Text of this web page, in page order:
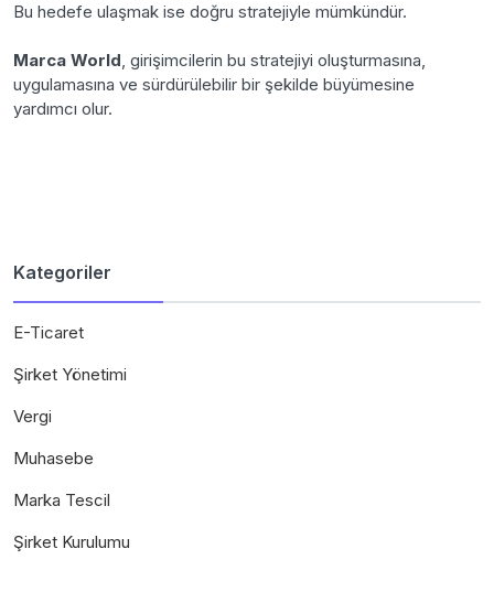
Bu hedefe ulaşmak ise doğru stratejiyle mümkündür.
Marca World, girişimcilerin bu stratejiyi oluşturmasına,
uygulamasına ve sürdürülebilir bir şekilde büyümesine
yardımcı olur.
Kategoriler
E-Ticaret
Şirket Yönetimi
Vergi
Muhasebe
Marka Tescil
Şirket Kurulumu